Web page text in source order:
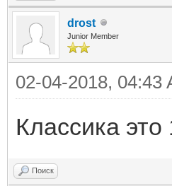
drost
Junior Member
02-04-2018, 04:43
Классика это
Поиск